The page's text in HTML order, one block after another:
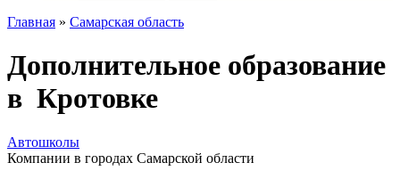
Главная » Самарская область
Дополнительное образование
в Кротовке
Автошколы
Компании в городах Самарской области